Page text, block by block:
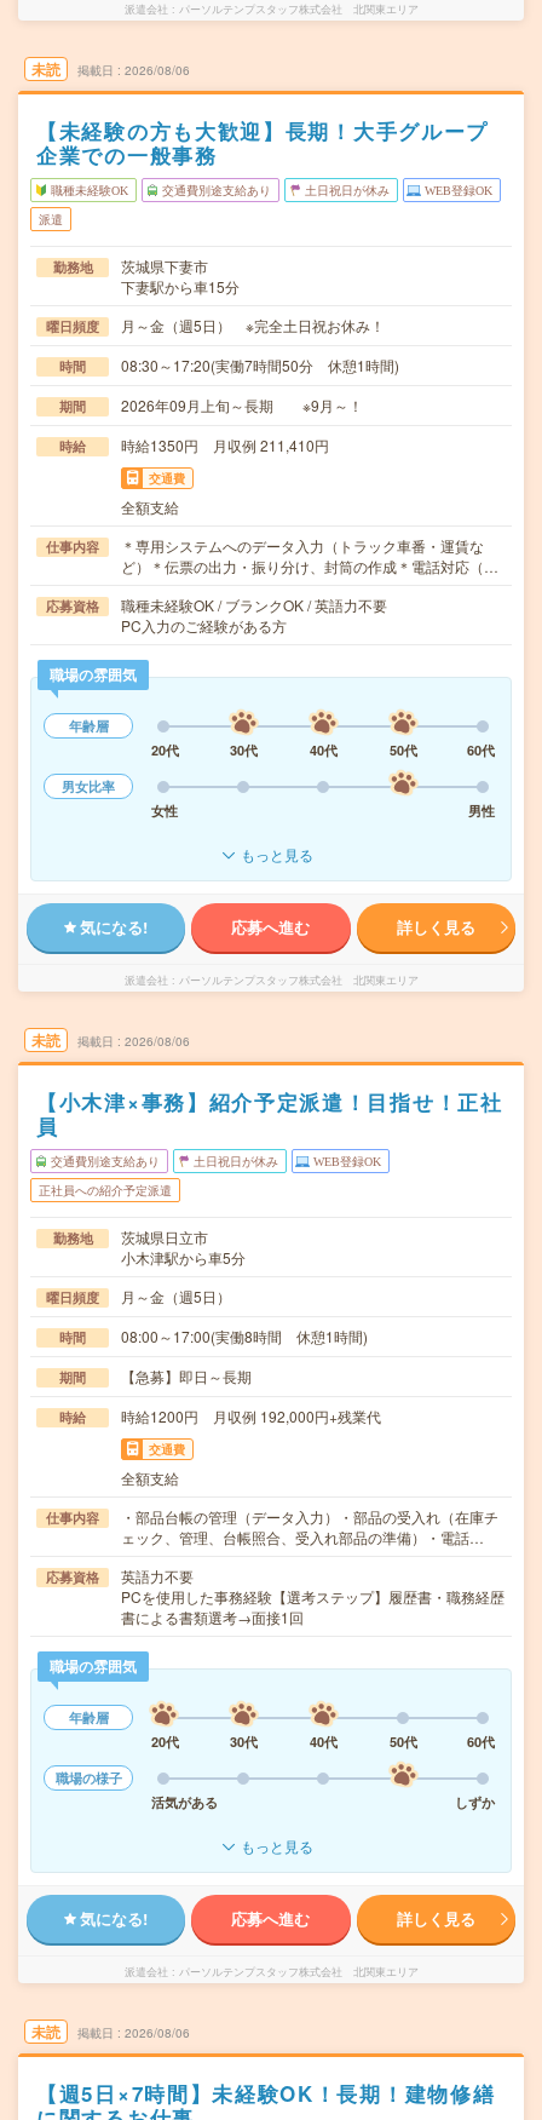
派遣会社 パーソルテンプスタッフ株式会社 北関東エリア
未読 掲載日 2026/08/06
【未経験の方も大歓迎】長期！大手グループ
企業での一般事務
職種未経験OK 交通費別途支給あり 土日祝日が休み WEB登録OK
派遣
勤務地
茨城県下妻市
下妻駅から車15分
曜日頻度 月～金（週5日） ※完全土日祝お休み！
時間 08:30～17:20(実働7時間50分 休憩1時間)
期間 2026年09月上旬～長期 ※9月～！
時給 時給1350円 月収例 211,410円
交通費
全額支給
仕事内容
＊専用システムへのデータ入力（トラック車番・運賃な
ど）＊伝票の出力・振り分け、封筒の作成＊電話対応（…
応募資格
職種未経験OK / ブランクOK / 英語力不要
PC入力のご経験がある方
職場の雰囲気
年齢層
20代
30代 40代 50代
60代
男女比率
女性
男性
もっと見る
気になる! 応募へ進む 詳しく見る
派遣会社 パーソルテンプスタッフ株式会社 北関東エリア
未読 掲載日 2026/08/06
【小木津×事務】紹介予定派遣！目指せ！正社
員
交通費別途支給あり 土日祝日が休み WEB登録OK
正社員への紹介予定派遣
勤務地
茨城県日立市
小木津駅から車5分
曜日頻度 月～金（週5日）
時間 08:00～17:00(実働8時間 休憩1時間)
期間 【急募】即日～長期
時給 時給1200円 月収例 192,000円+残業代
交通費
全額支給
仕事内容
・部品台帳の管理（データ入力）・部品の受入れ（在庫チ
ェック、管理、台帳照合、受入れ部品の準備）・電話…
応募資格
英語力不要
PCを使用した事務経験【選考ステップ】履歴書・職務経歴
書による書類選考→面接1回
職場の雰囲気
年齢層
20代
30代 40代 50代
60代
職場の様子
活気がある
しずか
もっと見る
気になる! 応募へ進む 詳しく見る
派遣会社 パーソルテンプスタッフ株式会社 北関東エリア
未読 掲載日 2026/08/06
【週5日×7時間】未経験OK！長期！建物修繕